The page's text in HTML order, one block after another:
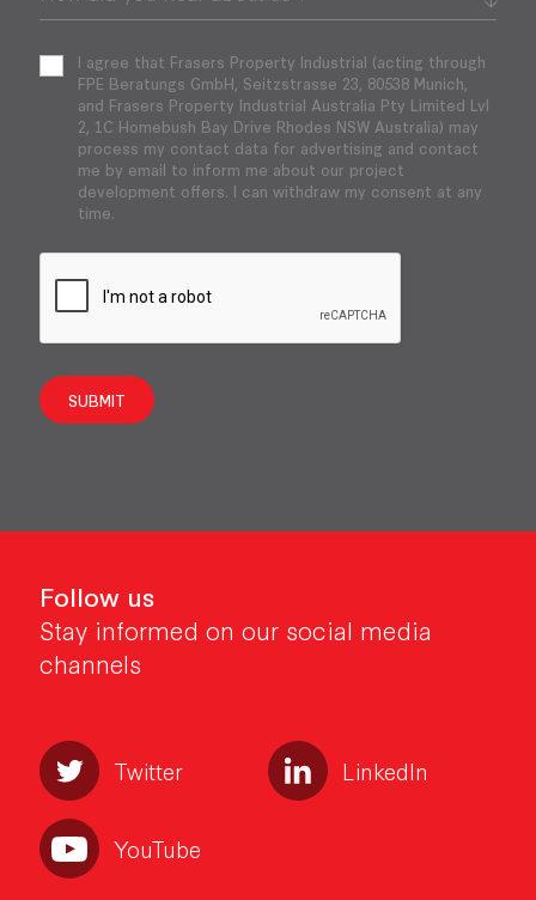
I agree that Frasers Property Industrial (acting through
FPE Beratungs GmbH, Seitzstrasse 23, 80538 Munich,
and Frasers Property Industrial Australia Pty Limited Lvl
2, 1C Homebush Bay Drive Rhodes NSW Australia) may
process my contact data for advertising and contact
me by email to inform me about our project
development offers. I can withdraw my consent at any
time.
SUBMIT
Follow us
Stay informed on our social media
channels
Twitter LinkedIn
YouTube